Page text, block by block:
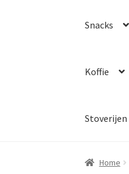
Snacks
Koffie
Stoverijen
Home